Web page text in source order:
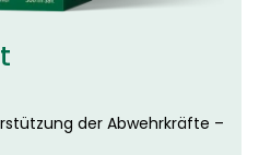
der Abwehrkräfte –